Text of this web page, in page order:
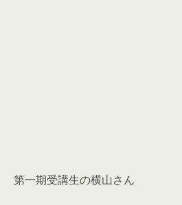
第一期受講生の横山さん